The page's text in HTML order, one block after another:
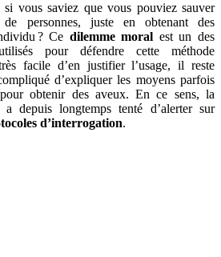
vous saviez que vous pouviez sauver
personnes, juste en obtenant des
? Ce dilemme moral est un des
pour défendre cette méthode
facile d’en justifier l’usage, il reste
d’expliquer les moyens parfois
obtenir des aveux. En ce sens, la
a depuis longtemps tenté d’alerter sur
d’interrogation.